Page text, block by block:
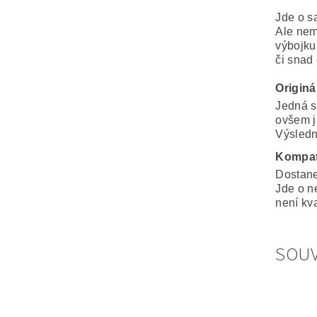
Jde o
Ale
či snad
Jedná
ovšem
Jde o
není